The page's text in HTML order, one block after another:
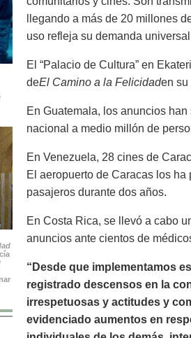
llegando a más de 20 millones
uso refleja su demanda
El “Palacio de Cultura” en
deEl Camino a la Felicidaden su
En Guatemala, los anuncios
nacional a medio millón de
En Venezuela, 28 cines de
El aeropuerto de Caracas los
pasajeros durante dos años.
En Costa Rica, se llevó a cabo
anuncios ante cientos de
“Desde que implementamos
registrado descensos en la
irrespetuosas y actitudes y
evidenciado aumentos en